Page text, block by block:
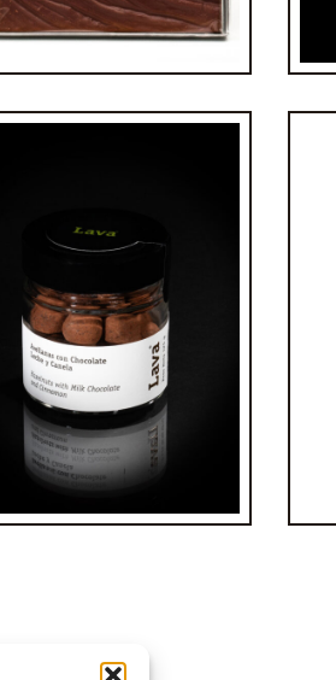
€5,20
con Chocolate
Leche y Canela
€6,00